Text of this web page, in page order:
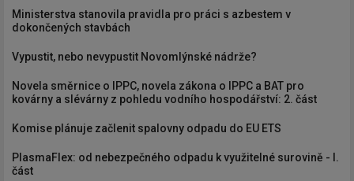
Ministerstva stanovila pravidla pro práci s azbestem v
dokončených stavbách
Vypustit, nebo nevypustit Novomlýnské nádrže?
Novela směrnice o IPPC, novela zákona o IPPC a BAT pro
kovárny a slévárny z pohledu vodního hospodářství: 2. část
Komise plánuje začlenit spalovny odpadu do EU ETS
PlasmaFlex: od nebezpečného odpadu k využitelné surovině - I.
část